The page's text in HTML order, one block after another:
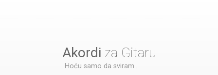
Akordi za Gitaru
Hoću samo da sviram...